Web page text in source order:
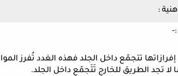
:
لا تجد الطريق للخارج تَتَجمّع داخل الجلد.